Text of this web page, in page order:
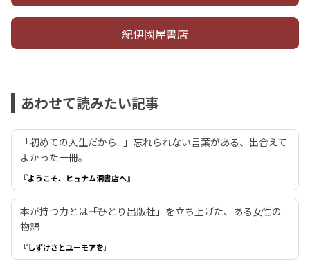
紀伊國屋書店
あわせて読みたい記事
「初めての人生だから...」忘れられない言葉がある、出合えて
よかった一冊。
『ようこそ、ヒュナム洞書店へ』
本が持つ力とは――「ひとり出版社」を立ち上げた、ある女性の
物語
『しずけさとユーモアを』